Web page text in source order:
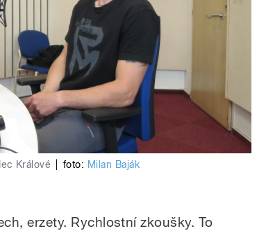
Králové foto: Milan Baják
erzety. Rychlostní zkoušky. To